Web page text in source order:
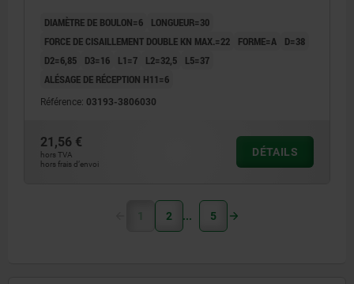
COUVERCLE:ROUGE RAL3020
DIAMÈTRE DE BOULON=6
LONGUEUR=30
FORCE DE CISAILLEMENT DOUBLE KN MAX.=22
FORME=A
D=38
D2=6,85
D3=16 L1=7 L2=32,5
L5=37
ALÉSAGE DE RÉCEPTION H11=6
Référence: 03193-3806030
21,56 €
hors TVA
hors frais d’envoi
DÉTAILS
1 2 5